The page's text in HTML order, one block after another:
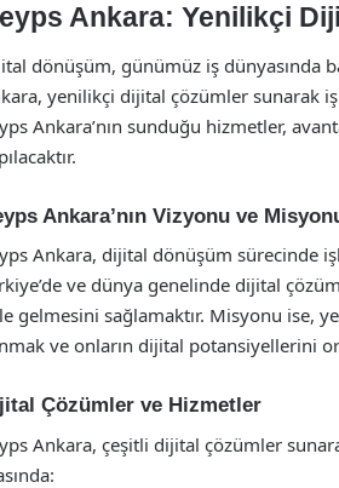
Ankara: Yenilikçi
dönüşüm, günümüz iş dünyasında
yenilikçi dijital çözümler sunarak
Ankara’nın sunduğu hizmetler,
Ankara’nın Vizyonu ve
Ankara, dijital dönüşüm sürecinde
ve dünya genelinde dijital
gelmesini sağlamaktır. Misyonu ise,
ve onların dijital potansiyellerini
Çözümler ve Hizmetler
Ankara, çeşitli dijital çözümler